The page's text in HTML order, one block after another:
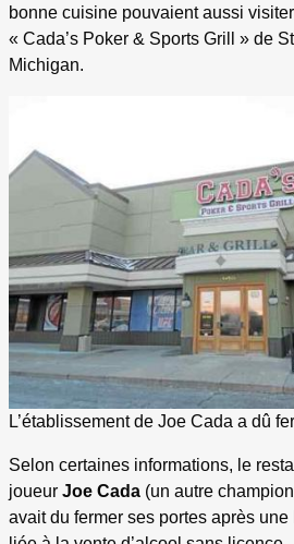
bonne cuisine pouvaient aussi
« Cada’s Poker & Sports Grill » de
Michigan.
L’établissement de Joe Cada a dû
Selon certaines informations, le
joueur Joe Cada (un autre
avait du fermer ses portes après